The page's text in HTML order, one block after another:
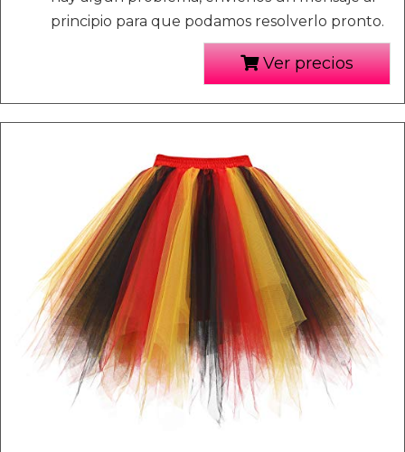
principio para que podamos resolverlo pronto.
Ver precios